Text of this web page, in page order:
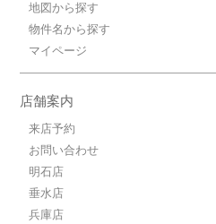
地図から探す
物件名から探す
マイページ
店舗案内
来店予約
お問い合わせ
明石店
垂水店
兵庫店